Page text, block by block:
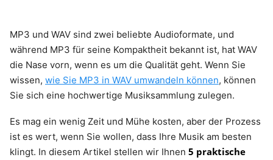
MP3 und WAV sind zwei beliebte Audioformate, und
während MP3 für seine Kompaktheit bekannt ist, hat WAV
die Nase vorn, wenn es um die Qualität geht. Wenn Sie
wissen, wie Sie MP3 in WAV umwandeln können, können
Sie sich eine hochwertige Musiksammlung zulegen.
Es mag ein wenig Zeit und Mühe kosten, aber der Prozess
ist es wert, wenn Sie wollen, dass Ihre Musik am besten
klingt. In diesem Artikel stellen wir Ihnen 5 praktische